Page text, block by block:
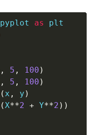
pyplot as
, 5 , 100 )
, 5 , 100 )
( x , y )
( X**2 + Y**2 ) )